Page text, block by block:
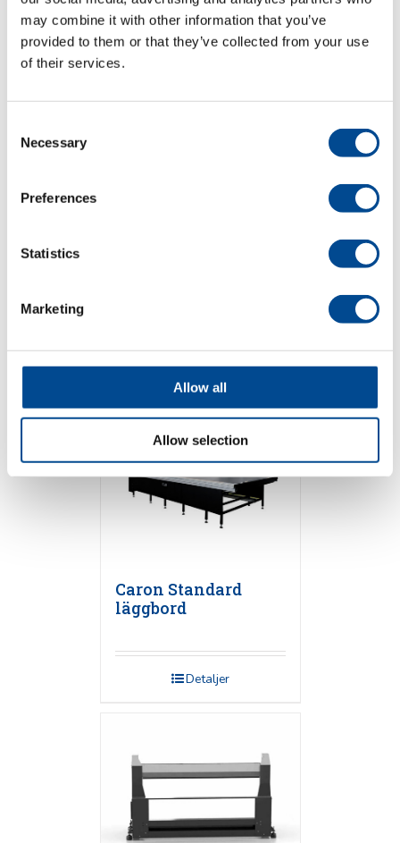
may combine it with other information that you’ve
provided to them or that they’ve collected from your use
of their services.
Selection
Necessary
Preferences
Statistics
Marketing
Allow all
Allow selection
Caron Standard
läggbord
Detaljer